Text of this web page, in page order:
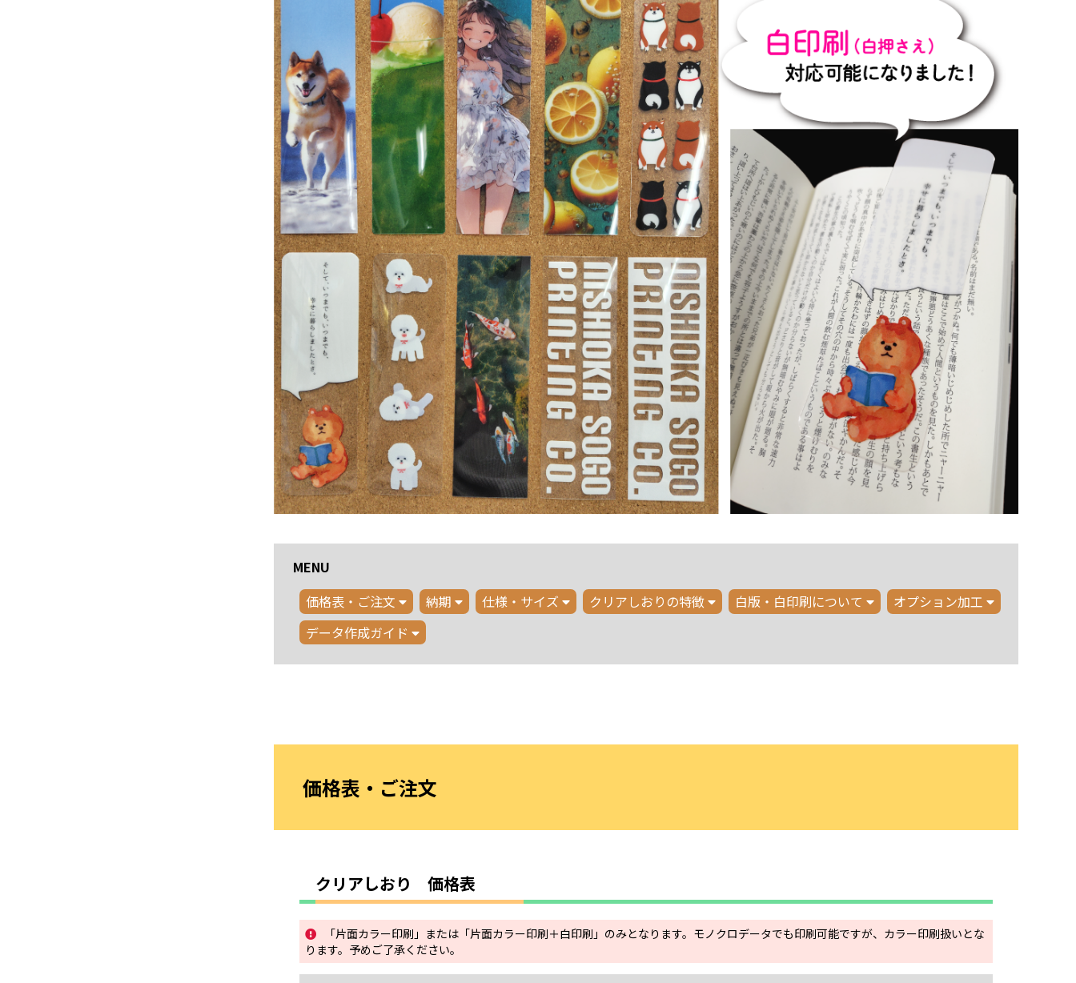
MENU
価格表・ご注文
納期 仕様・サイズ クリアしおりの特徴 白版・白印刷について
オプション加工
データ作成ガイド
価格表・ご注文
クリアしおり 価格表
「片面カラー印刷」または「片面カラー印刷＋白印刷」のみとなります。モノクロデータでも印刷可能ですが、カラー印刷扱いとな
ります。予めご了承ください。